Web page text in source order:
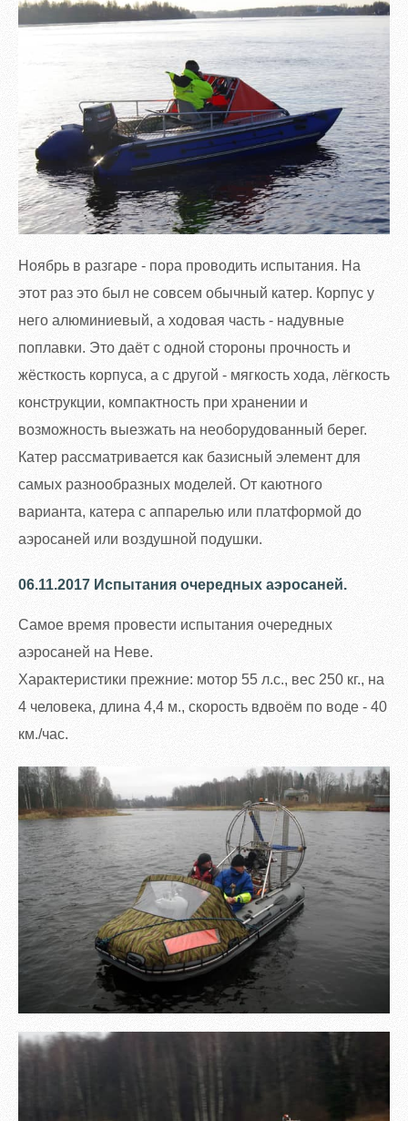
Ноябрь в разгаре - пора проводить испытания. На
этот раз это был не совсем обычный катер. Корпус у
него алюминиевый, а ходовая часть - надувные
поплавки. Это даёт с одной стороны прочность и
жёсткость корпуса, а с другой - мягкость хода, лёгкость
конструкции, компактность при хранении и
возможность выезжать на необорудованный берег.
Катер рассматривается как базисный элемент для
самых разнообразных моделей. От каютного
варианта, катера с аппарелью или платформой до
аэросаней или воздушной подушки.
06.11.2017 Испытания очередных аэросаней.
Самое время провести испытания очередных
аэросаней на Неве.
Характеристики прежние: мотор 55 л.с., вес 250 кг., на
4 человека, длина 4,4 м., скорость вдвоём по воде - 40
км./час.